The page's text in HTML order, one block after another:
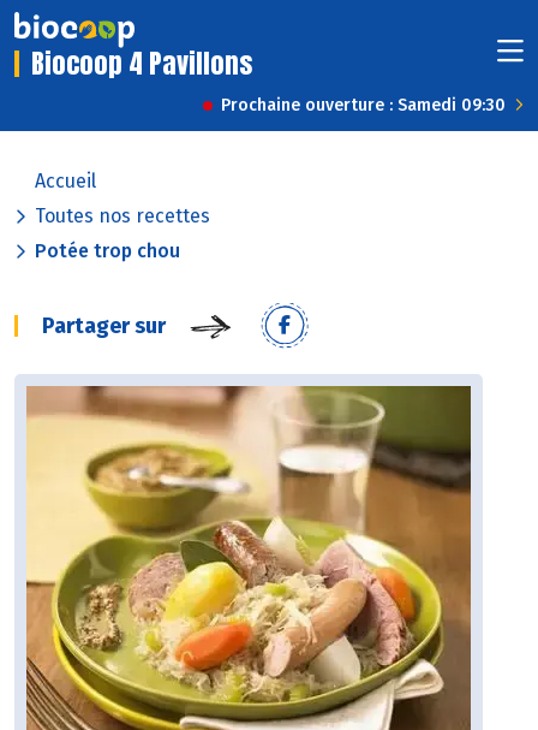
Biocoop 4 Pavillons
Prochaine ouverture : Samedi 09:30
Accueil
Toutes nos recettes
Potée trop chou
Partager sur